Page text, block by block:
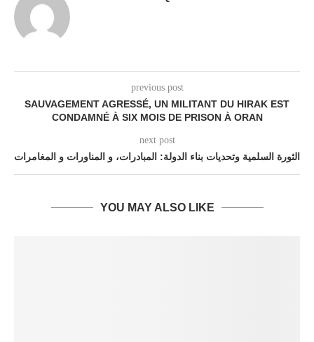
previous post
SAUVAGEMENT AGRESSÉ, UN MILITANT DU HIRAK EST
CONDAMNÉ À SIX MOIS DE PRISON À ORAN
next post
الثورة السلمية وتحديات بناء الدولة: المبادرات، و المناورات و المغامرات
YOU MAY ALSO LIKE